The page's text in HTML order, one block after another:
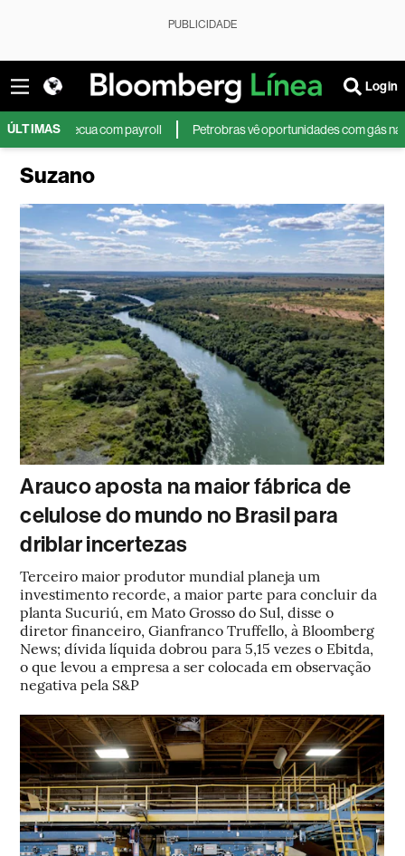
PUBLICIDADE
Login
ÚLTIMAS
payroll Petrobras vê oportunidades com gás na Colômbia e
Suzano
Arauco aposta na maior fábrica de
celulose do mundo no Brasil para
driblar incertezas
Terceiro maior produtor mundial planeja um
investimento recorde, a maior parte para concluir da
planta Sucuriú, em Mato Grosso do Sul, disse o
diretor financeiro, Gianfranco Truffello, à Bloomberg
News; dívida líquida dobrou para 5,15 vezes o Ebitda,
o que levou a empresa a ser colocada em observação
negativa pela S&P